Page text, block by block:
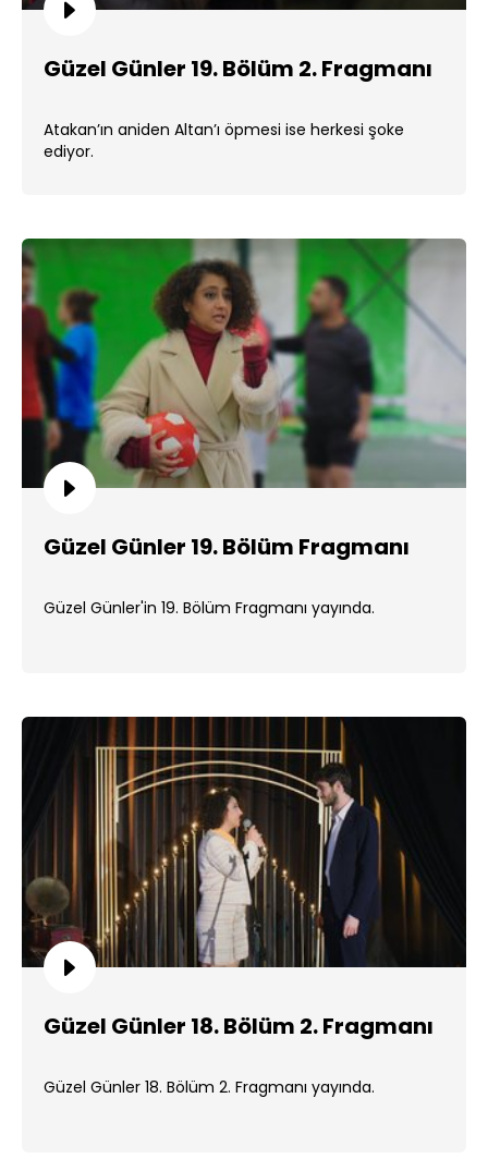
Güzel Günler 19. Bölüm 2. Fragmanı
Atakan’ın aniden Altan’ı öpmesi ise herkesi şoke
ediyor.
Güzel Günler 19. Bölüm Fragmanı
Güzel Günler'in 19. Bölüm Fragmanı yayında.
Güzel Günler 18. Bölüm 2. Fragmanı
Güzel Günler 18. Bölüm 2. Fragmanı yayında.